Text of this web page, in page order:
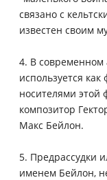
связано с
известен своим
4. В современном
используется
носителями этой
композитор
Макс Бейлон.
5. Предрассудки
именем Бейлон,